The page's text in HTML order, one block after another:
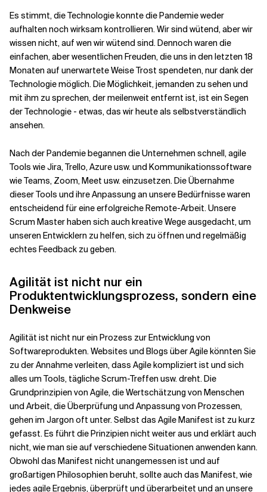
Es stimmt, die Technologie konnte die Pandemie weder
aufhalten noch wirksam kontrollieren. Wir sind wütend, aber wir
wissen nicht, auf wen wir wütend sind. Dennoch waren die
einfachen, aber wesentlichen Freuden, die uns in den letzten 18
Monaten auf unerwartete Weise Trost spendeten, nur dank der
Technologie möglich. Die Möglichkeit, jemanden zu sehen und
mit ihm zu sprechen, der meilenweit entfernt ist, ist ein Segen
der Technologie - etwas, das wir heute als selbstverständlich
ansehen.
Nach der Pandemie begannen die Unternehmen schnell, agile
Tools wie Jira, Trello, Azure usw. und Kommunikationssoftware
wie Teams, Zoom, Meet usw. einzusetzen. Die Übernahme
dieser Tools und ihre Anpassung an unsere Bedürfnisse waren
entscheidend für eine erfolgreiche Remote-Arbeit. Unsere
Scrum Master haben sich auch kreative Wege ausgedacht, um
unseren Entwicklern zu helfen, sich zu öffnen und regelmäßig
echtes Feedback zu geben.
Agilität ist nicht nur ein
Produktentwicklungsprozess, sondern eine
Denkweise
Agilität ist nicht nur ein Prozess zur Entwicklung von
Softwareprodukten. Websites und Blogs über Agile könnten Sie
zu der Annahme verleiten, dass Agile kompliziert ist und sich
alles um Tools, tägliche Scrum-Treffen usw. dreht. Die
Grundprinzipien von Agile, die Wertschätzung von Menschen
und Arbeit, die Überprüfung und Anpassung von Prozessen,
gehen im Jargon oft unter. Selbst das Agile Manifest ist zu kurz
gefasst. Es führt die Prinzipien nicht weiter aus und erklärt auch
nicht, wie man sie auf verschiedene Situationen anwenden kann.
Obwohl das Manifest nicht unangemessen ist und auf
großartigen Philosophien beruht, sollte auch das Manifest, wie
jedes agile Ergebnis, überprüft und überarbeitet und an unsere